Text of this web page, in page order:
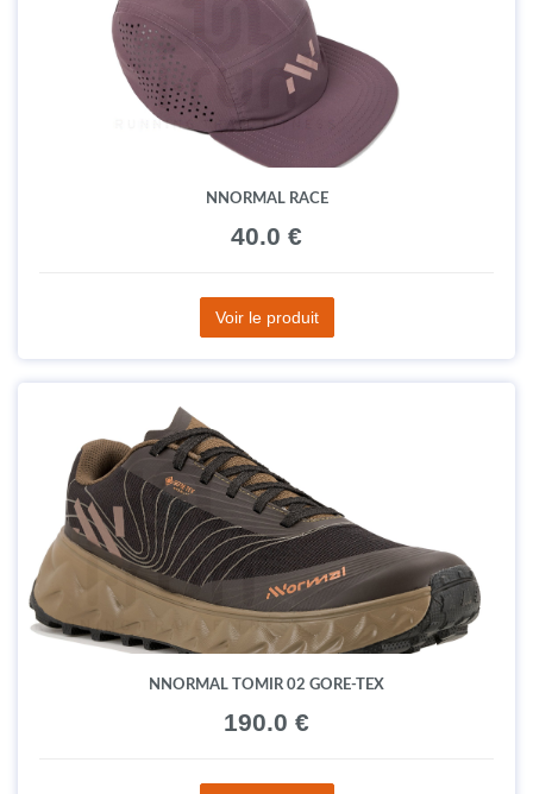
NNORMAL RACE
40.0 €
Voir le produit
NNORMAL TOMIR 02 GORE-TEX
190.0 €